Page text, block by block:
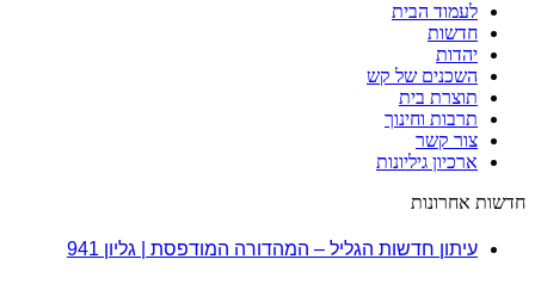
לעמוד הבית
חדשות
יהדות
השכנים של קש
תוצרת בית
תרבות וחינוך
צור קשר
ארכיון גיליונות
חדשות אחרונות
עיתון חדשות הגליל – המהדורה המודפסת | גליון 941